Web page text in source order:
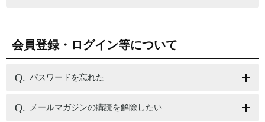
会員登録・ログイン等について
パスワードを忘れた
メールマガジンの購読を解除したい